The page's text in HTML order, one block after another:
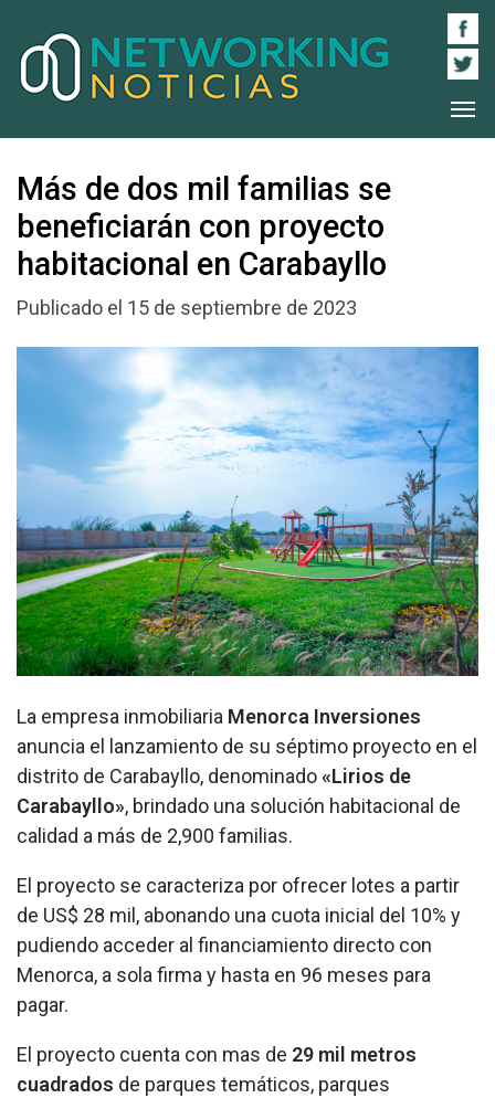
Más de dos mil familias se
beneficiarán con proyecto
habitacional en Carabayllo
Publicado el 15 de septiembre de 2023
La empresa inmobiliaria Menorca Inversiones
anuncia el lanzamiento de su séptimo proyecto en el
distrito de Carabayllo, denominado«Lirios de
Carabayllo», brindado una solución habitacional de
calidad a más de 2,900 familias.
El proyecto se caracteriza por ofrecer lotes a partir
de US$ 28 mil, abonando una cuota inicial del 10% y
pudiendo acceder al financiamiento directo con
Menorca, a sola firma y hasta en 96 meses para
pagar.
El proyecto cuenta con mas de 29 mil metros
cuadrados de parques temáticos, parques